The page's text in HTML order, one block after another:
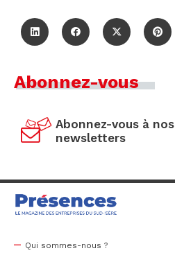
Abonnez-vous
Abonnez-vous à nos
newsletters
Qui sommes-nous ?